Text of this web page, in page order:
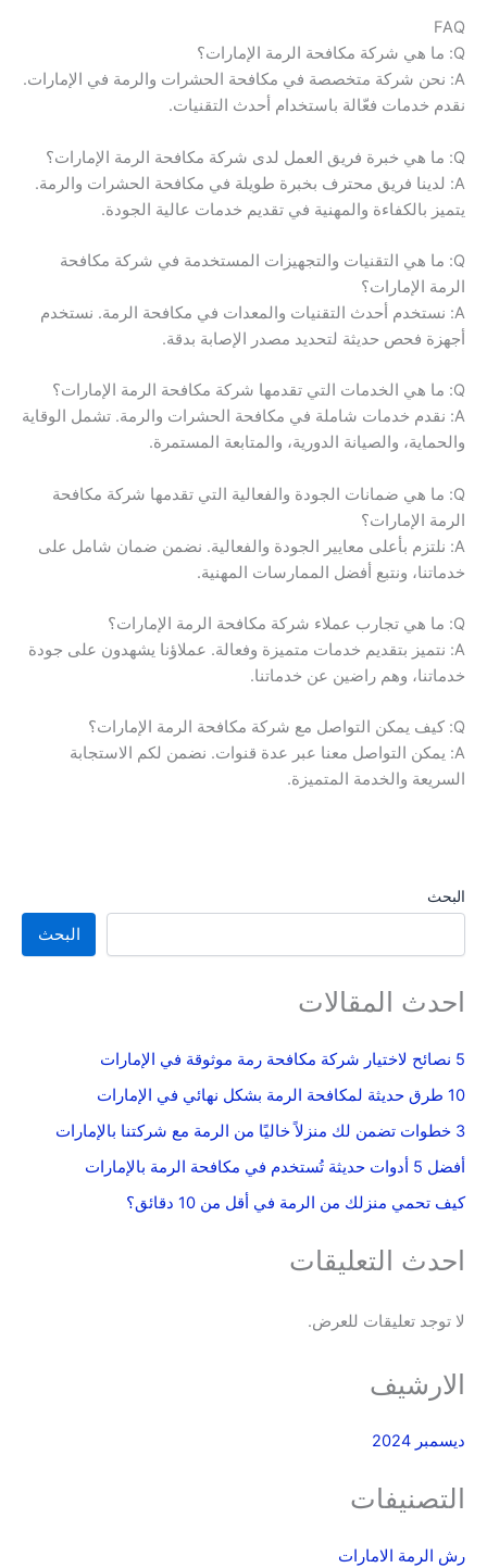
FAQ
Q: ما هي شركة مكافحة الرمة الإمارات؟
A: نحن شركة متخصصة في مكافحة الحشرات والرمة في الإمارات.
نقدم خدمات فعّالة باستخدام أحدث التقنيات.
Q: ما هي خبرة فريق العمل لدى شركة مكافحة الرمة الإمارات؟
A: لدينا فريق محترف بخبرة طويلة في مكافحة الحشرات والرمة.
يتميز بالكفاءة والمهنية في تقديم خدمات عالية الجودة.
Q: ما هي التقنيات والتجهيزات المستخدمة في شركة مكافحة
الرمة الإمارات؟
A: نستخدم أحدث التقنيات والمعدات في مكافحة الرمة. نستخدم
أجهزة فحص حديثة لتحديد مصدر الإصابة بدقة.
Q: ما هي الخدمات التي تقدمها شركة مكافحة الرمة الإمارات؟
A: نقدم خدمات شاملة في مكافحة الحشرات والرمة. تشمل الوقاية
والحماية، والصيانة الدورية، والمتابعة المستمرة.
Q: ما هي ضمانات الجودة والفعالية التي تقدمها شركة مكافحة
الرمة الإمارات؟
A: نلتزم بأعلى معايير الجودة والفعالية. نضمن ضمان شامل على
خدماتنا، ونتبع أفضل الممارسات المهنية.
Q: ما هي تجارب عملاء شركة مكافحة الرمة الإمارات؟
A: نتميز بتقديم خدمات متميزة وفعالة. عملاؤنا يشهدون على جودة
خدماتنا، وهم راضين عن خدماتنا.
Q: كيف يمكن التواصل مع شركة مكافحة الرمة الإمارات؟
A: يمكن التواصل معنا عبر عدة قنوات. نضمن لكم الاستجابة
السريعة والخدمة المتميزة.
البحث
البحث
احدث المقالات
5 نصائح لاختيار شركة مكافحة رمة موثوقة في الإمارات
10 طرق حديثة لمكافحة الرمة بشكل نهائي في الإمارات
3 خطوات تضمن لك منزلاً خاليًا من الرمة مع شركتنا بالإمارات
أفضل 5 أدوات حديثة تُستخدم في مكافحة الرمة بالإمارات
كيف تحمي منزلك من الرمة في أقل من 10 دقائق؟
احدث التعليقات
لا توجد تعليقات للعرض.
الارشيف
ديسمبر 2024
التصنيفات
رش الرمة الامارات